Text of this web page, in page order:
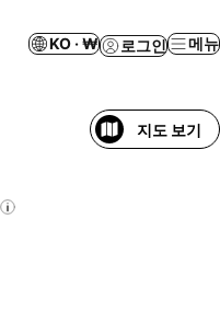
KO · ₩ 로그인 메뉴
지도 보기